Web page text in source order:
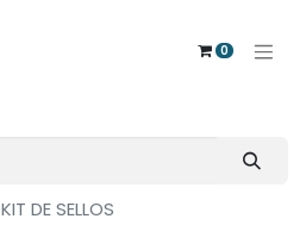
0
KIT DE SELLOS